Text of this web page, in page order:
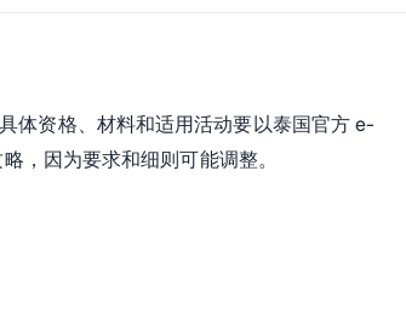
体资格、材料和适用活动要以泰国官方 e-
，因为要求和细则可能调整。